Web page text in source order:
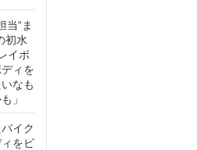
当“ま
初水
イボ
ィを
なも
」
イク
をビ